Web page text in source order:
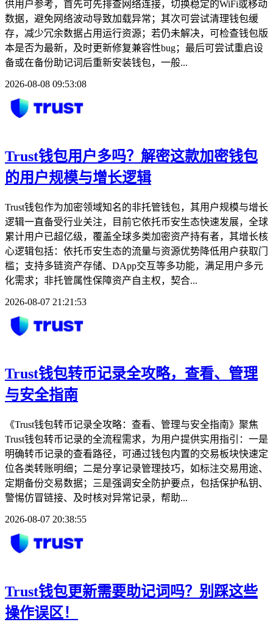
供用户参考，首先可先排查网络连接，切换稳定的WiFi或移动
数据，避免网络波动导致加载异常；其次可尝试清理钱包缓
存，减少冗余数据占用运行资源；若仍未解决，可检查钱包版
本是否为最新，及时更新修复兼容性bug；最后可尝试重启设
备或在备份助记词后重新安装钱包，一般...
2026-08-08 09:53:08
Trust钱包用户多吗？解密这款加密钱包
的用户规模与增长逻辑
Trust钱包作为加密领域知名的非托管钱包，其用户规模与增长
逻辑一直备受行业关注，目前它依托币安生态快速发展，全球
累计用户已超亿级，覆盖全球多类加密资产持有者，其增长核
心逻辑包括：依托币安生态的流量与资源优势降低用户获取门
槛；支持多链资产存储、DApp交互等多功能，满足用户多元
化需求；非托管属性保障资产自主权，契合...
2026-08-07 21:21:53
Trust钱包转币记录全攻略，查看、管理
与安全指南
《Trust钱包转币记录全攻略：查看、管理与安全指南》聚焦
Trust钱包转币记录的全流程需求，为用户提供实用指引：一是
明确转币记录的查看路径，可通过钱包内置的交易板块快速定
位各类转账明细；二是分享记录管理技巧，如标注交易用途、
定期备份交易数据；三是强调安全防护要点，包括保护私钥、
警惕仿冒链接、及时核对异常记录，帮助...
2026-08-07 20:38:55
Trust钱包更新需要助记词吗？别踩这些
操作误区！